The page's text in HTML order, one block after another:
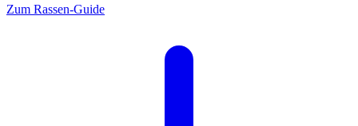
Zum Rassen-Guide